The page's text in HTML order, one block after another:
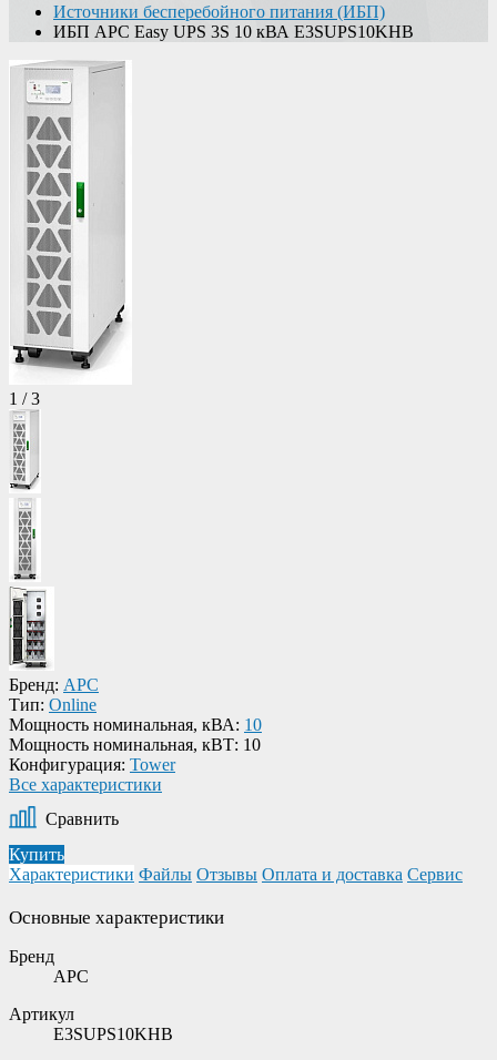
Источники бесперебойного питания (ИБП)
ИБП APC Easy UPS 3S 10 кВА E3SUPS10KHB
1 /3
Бренд: APC
Тип: Online
Мощность номинальная, кВА: 10
Мощность номинальная, кВТ: 10
Конфигурация: Tower
Все характеристики
Сравнить
Купить
Характеристики Файлы Отзывы Оплата и доставка Сервис
Основные характеристики
Бренд
APC
Артикул
E3SUPS10KHB